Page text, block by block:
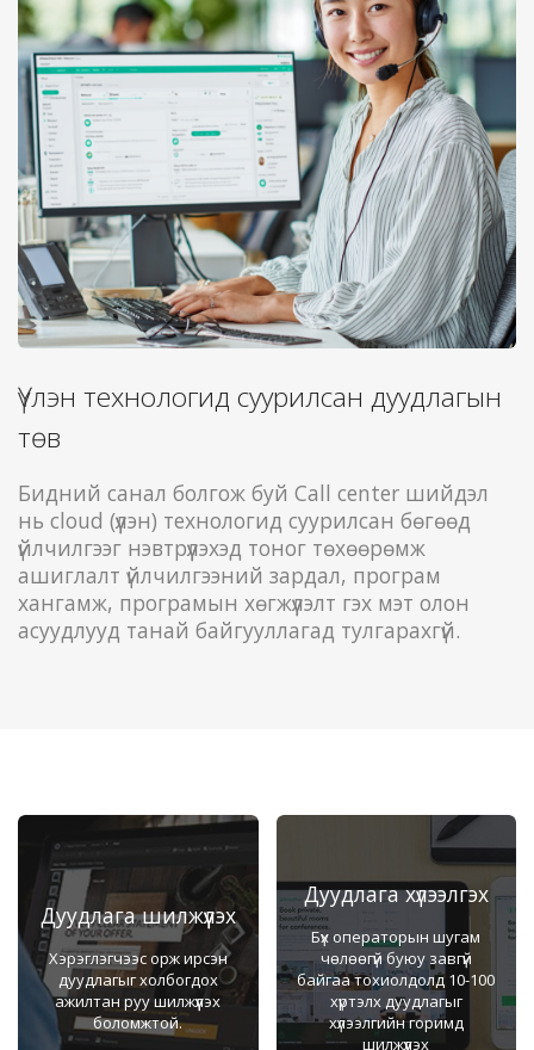
Үүлэн технологид суурилсан дуудлагын
төв
Бидний санал болгож буй Call center шийдэл
нь cloud (үүлэн) технологид суурилсан бөгөөд
үйлчилгээг нэвтрүүлэхэд тоног төхөөрөмж
ашиглалт үйлчилгээний зардал, програм
хангамж, програмын хөгжүүлэлт гэх мэт олон
асуудлууд танай байгууллагад тулгарахгүй.
Дуудлага шилжүүлэх
Хэрэглэгчээс орж ирсэн
дуудлагыг холбогдох
ажилтан руу шилжүүлэх
боломжтой.
Дуудлага хүлээлгэх
Бүх операторын шугам
чөлөөгүй буюу завгүй
байгаа тохиолдолд 10-100
хүртэлх дуудлагыг
хүлээлгийн горимд
шилжүүлэх